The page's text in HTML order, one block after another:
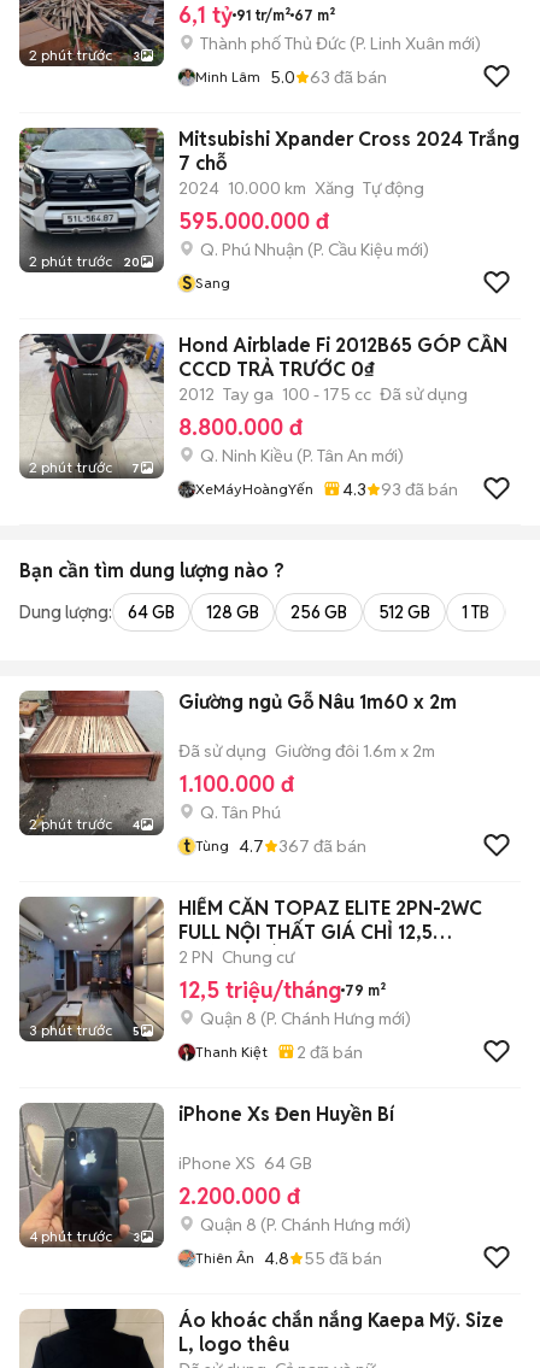
2 phút trước 3
6,1 tỷ 91 tr/m² 67 m²
Thành phố Thủ Đức (P. Linh Xuân mới)
Minh Lâm 5.0 63 đã bán
2 phút trước 20
Mitsubishi Xpander Cross 2024 Trắng
7 chỗ
2024 10.000 km Xăng Tự động
595.000.000 đ
Q. Phú Nhuận (P. Cầu Kiệu mới)
S Sang
2 phút trước 7
Hond Airblade Fi 2012B65 GÓP CẦN
CCCD TRẢ TRƯỚC 0₫
2012 Tay ga 100 - 175 cc Đã sử dụng
8.800.000 đ
Q. Ninh Kiều (P. Tân An mới)
XeMáyHoàngYến 4.3 93 đã bán
Bạn cần tìm dung lượng nào ?
Dung lượng: 64 GB 128 GB 256 GB 512 GB 1 TB
2 phút trước 4
Giường ngủ Gỗ Nâu 1m60 x 2m
Đã sử dụng Giường đôi 1.6m x 2m
1.100.000 đ
Q. Tân Phú
t Tùng 4.7 367 đã bán
3 phút trước 5
HIẾM CĂN TOPAZ ELITE 2PN-2WC
FULL NỘI THẤT GIÁ CHỈ 12,5
TRIỆU/THÁNG
2 PN Chung cư
12,5 triệu/tháng 79 m²
Quận 8 (P. Chánh Hưng mới)
Thanh Kiệt 2 đã bán
4 phút trước 3
iPhone Xs Đen Huyền Bí
iPhone XS 64 GB
2.200.000 đ
Quận 8 (P. Chánh Hưng mới)
Thiên Ân 4.8 55 đã bán
Áo khoác chắn nắng Kaepa Mỹ. Size
L, logo thêu